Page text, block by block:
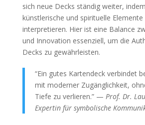
sich neue Decks ständig weiter,
künstlerische und spirituelle Elemente
interpretieren. Hier ist eine Balance
und Innovation essenziell, um die
Decks zu gewährleisten.
“Ein gutes Kartendeck verbindet
mit moderner Zugänglichkeit,
Tiefe zu verlieren.” — Prof. Dr.
Expertin für symbolische